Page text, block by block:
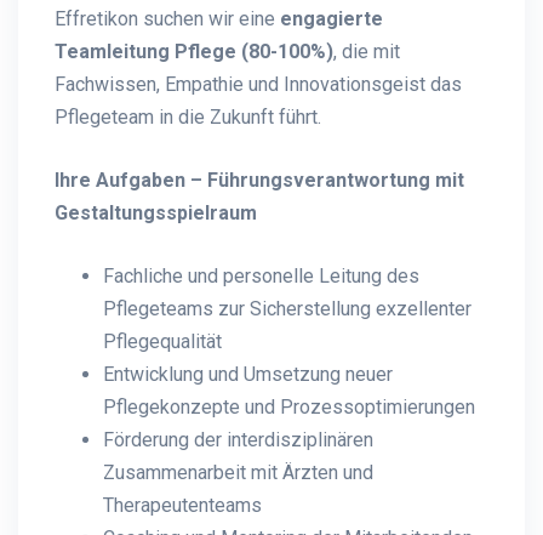
Effretikon suchen wir eine engagierte
Teamleitung Pflege (80-100%), die mit
Fachwissen, Empathie und Innovationsgeist das
Pflegeteam in die Zukunft führt.
Ihre Aufgaben – Führungsverantwortung mit
Gestaltungsspielraum
Fachliche und personelle Leitung des
Pflegeteams zur Sicherstellung exzellenter
Pflegequalität
Entwicklung und Umsetzung neuer
Pflegekonzepte und Prozessoptimierungen
Förderung der interdisziplinären
Zusammenarbeit mit Ärzten und
Therapeutenteams